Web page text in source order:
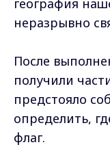
неразрывно
После
получили
предстояло
определить,
флаг.